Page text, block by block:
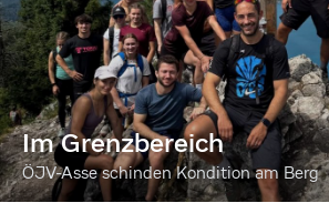
Im Grenzbereich
ÖJV-Asse schinden Kondition am Berg